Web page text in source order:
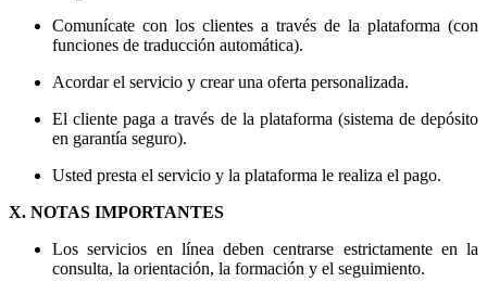
Comunícate con los clientes a través de la plataforma (con
funciones de traducción automática).
Acordar el servicio y crear una oferta personalizada.
El cliente paga a través de la plataforma (sistema de depósito
en garantía seguro).
Usted presta el servicio y la plataforma le realiza el pago.
X. NOTAS IMPORTANTES
Los servicios en línea deben centrarse estrictamente en la
consulta, la orientación, la formación y el seguimiento.